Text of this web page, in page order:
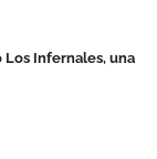
Infernales, una